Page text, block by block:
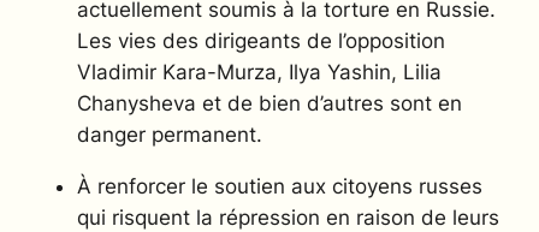
actuellement soumis à la torture en Russie.
Les vies des dirigeants de l’opposition
Vladimir Kara-Murza, Ilya Yashin, Lilia
Chanysheva et de bien d’autres sont en
danger permanent.
À renforcer le soutien aux citoyens russes
qui risquent la répression en raison de leurs